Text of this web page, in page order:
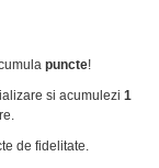
puncte!
si acumulezi 1
de fidelitate.